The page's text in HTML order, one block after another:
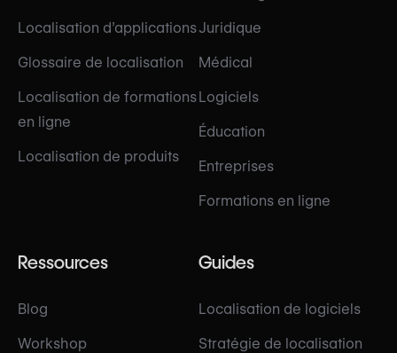
Localisation d’applications
Glossaire de localisation
Localisation de formations
en ligne
Localisation de produits
Juridique
Médical
Logiciels
Éducation
Entreprises
Formations en ligne
Ressources
Blog
Workshop
Guides
Localisation de logiciels
Stratégie de localisation